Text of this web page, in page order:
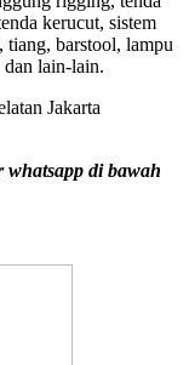
kerucut, sistem
barstool, lampu
lain-lain.
di bawah